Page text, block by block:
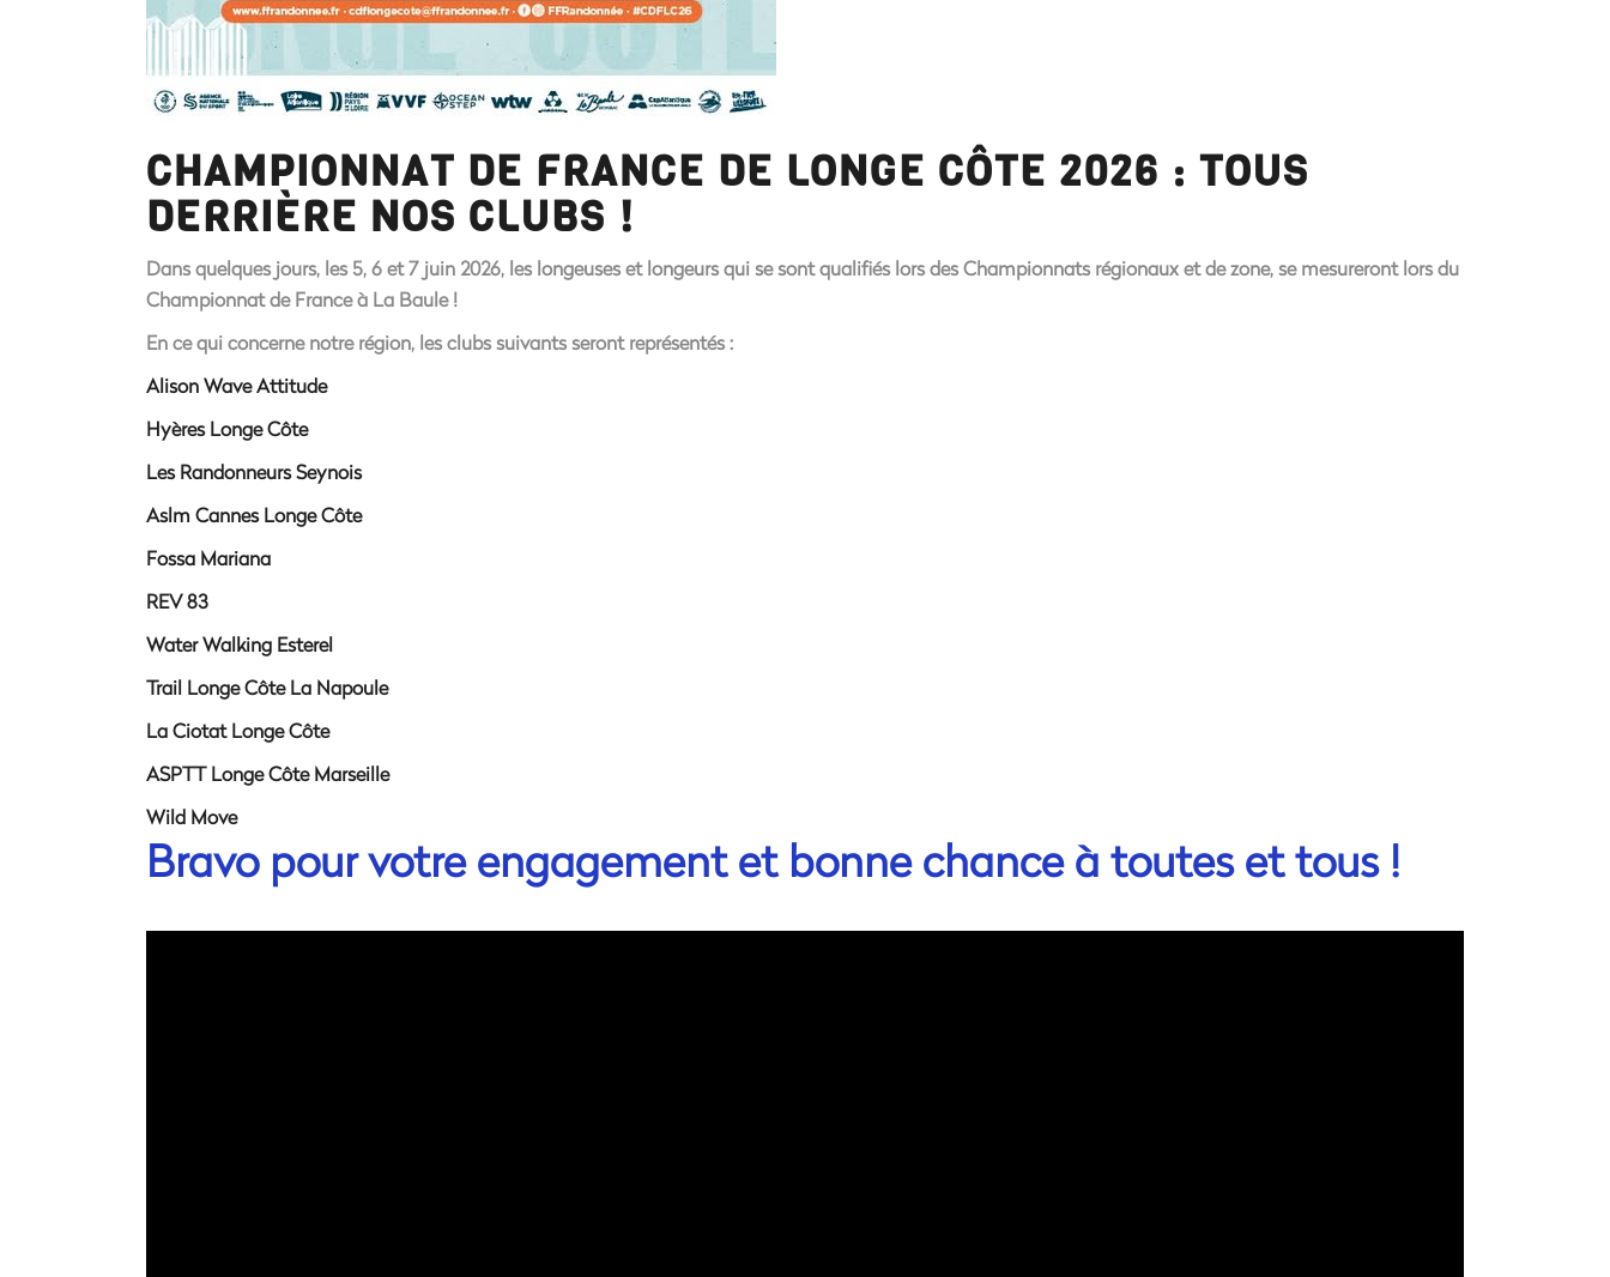
CHAMPIONNAT DE FRANCE DE LONGE CÔTE 2026 : TOUS
DERRIÈRE NOS CLUBS !
Dans quelques jours, les 5, 6 et 7 juin 2026, les longeuses et longeurs qui se sont qualifiés lors des Championnats régionaux et de zone, se mesureront lors du
Championnat de France à La Baule !
En ce qui concerne notre région, les clubs suivants seront représentés :
Alison Wave Attitude
Hyères Longe Côte
Les Randonneurs Seynois
Aslm Cannes Longe Côte
Fossa Mariana
REV 83
Water Walking Esterel
Trail Longe Côte La Napoule
La Ciotat Longe Côte
ASPTT Longe Côte Marseille
Wild Move
Bravo pour votre engagement et bonne chance à toutes et tous !